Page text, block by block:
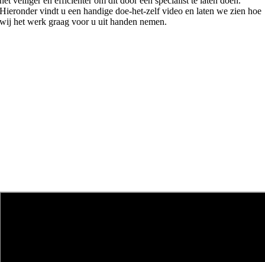
Hieronder vindt u een handige doe-het-zelf video en laten we zien hoe
wij het werk graag voor u uit handen nemen.